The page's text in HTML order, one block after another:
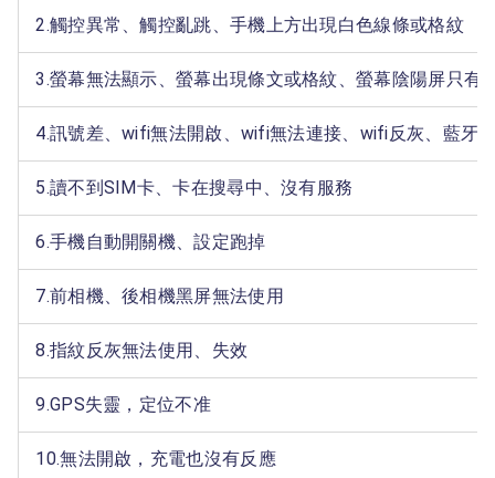
2.觸控異常、觸控亂跳、手機上方出現白色線條或格紋
3.螢幕無法顯示、螢幕出現條文或格紋、螢幕陰陽屏只有
4.訊號差、wifi無法開啟、wifi無法連接、wifi反灰、藍牙
5.讀不到SIM卡、卡在搜尋中、沒有服務
6.手機自動開關機、設定跑掉
7.前相機、後相機黑屏無法使用
8.指紋反灰無法使用、失效
9.GPS失靈，定位不准
10.無法開啟，充電也沒有反應